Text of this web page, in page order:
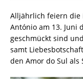
Alljährlich feiern die
António am 13. Juni
geschmückt sind
samt
den Amor do Sul als